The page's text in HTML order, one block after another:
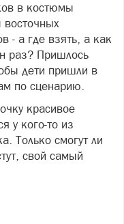
в костюмы
- а где взять, а как
раз? Пришлось
дети пришли в
по сценарию.
красивое
у кого-то из
Только смогут ли
свой самый